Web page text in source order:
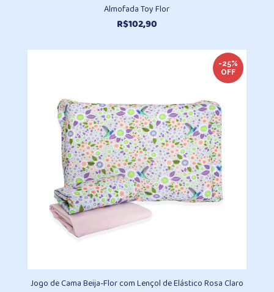
Almofada Toy Flor
R$102,90
-25%
OFF
Jogo de Cama Beija-Flor com Lençol de Elástico Rosa Claro